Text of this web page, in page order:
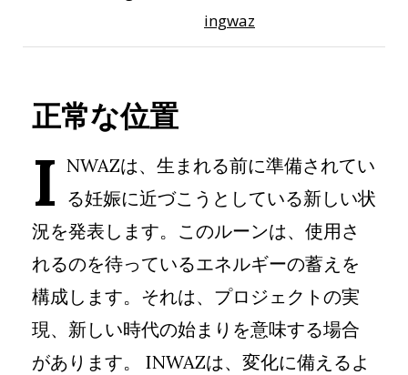
ingwaz
正常な位置
I NWAZは、生まれる前に準備されてい
る妊娠に近づこうとしている新しい状
況を発表します。このルーンは、使用さ
れるのを待っているエネルギーの蓄えを
構成します。それは、プロジェクトの実
現、新しい時代の始まりを意味する場合
があります。 INWAZは、変化に備えるよ